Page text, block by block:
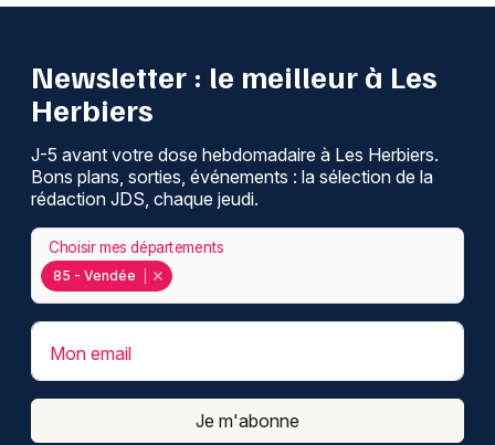
Newsletter : le meilleur à Les
Herbiers
J-5 avant votre dose hebdomadaire à Les Herbiers.
Bons plans, sorties, événements : la sélection de la
rédaction JDS, chaque jeudi.
85 - Vendée
Choisir mes départements
Mon email
Je m'abonne